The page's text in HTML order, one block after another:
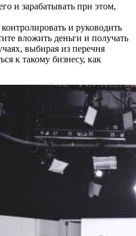
и зарабатывать при этом,
и руководить
вложить деньги и получать
выбирая из перечня
к такому бизнесу, как